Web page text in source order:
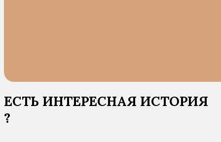
ЕСТЬ ИНТЕРЕСНАЯ ИСТОРИЯ
?